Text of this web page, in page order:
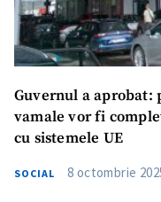
Guvernul a aprobat:
vamale vor fi
cu sistemele UE
SOCIAL 8 octombrie